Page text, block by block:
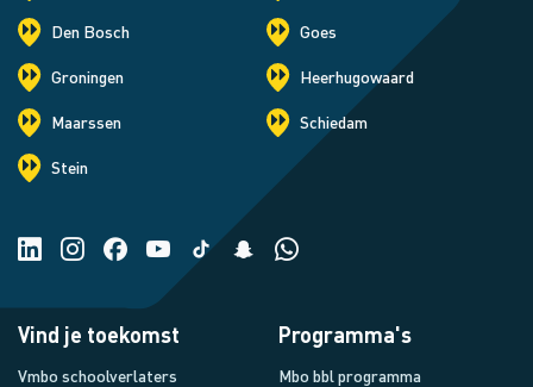
Den Bosch Goes
Groningen Heerhugowaard
Maarssen Schiedam
Stein
Vind je toekomst
Vmbo schoolverlaters
Programma's
Mbo bbl programma